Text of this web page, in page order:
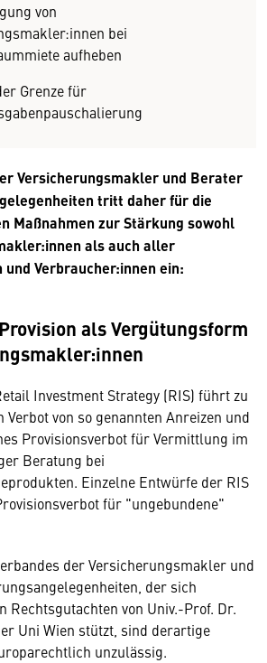
von
bei
aufheben
Grenze für
Versicherungsmakler und Berater
tritt daher für die
Maßnahmen zur Stärkung sowohl
als auch aller
Verbraucher:innen ein:
als Vergütungsform
Investment Strategy (RIS) führt zu
Verbot von so genannten Anreizen und
Provisionsverbot für Vermittlung im
Beratung bei
Einzelne Entwürfe der RIS
für "ungebundene"
der Versicherungsmakler und
der sich
Rechtsgutachten von Univ.-Prof. Dr.
Uni Wien stützt, sind derartige
unzulässig.